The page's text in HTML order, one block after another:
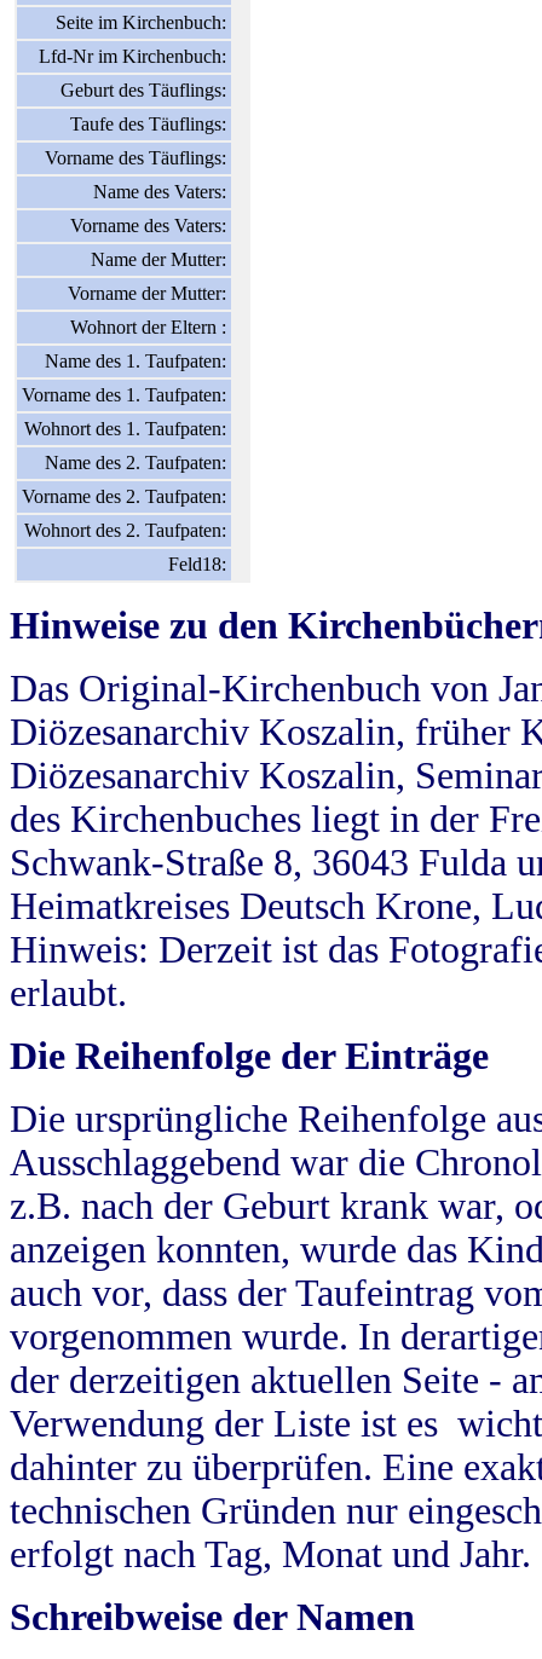
Seite im Kirchenbuch:
Lfd-Nr im Kirchenbuch:
Geburt des Täuflings:
Taufe des Täuflings:
Vorname des Täuflings:
Name des Vaters:
Vorname des Vaters:
Name der Mutter:
Vorname der Mutter:
Wohnort der Eltern :
Name des 1. Taufpaten:
Vorname des 1. Taufpaten:
Wohnort des 1. Taufpaten:
Name des 2. Taufpaten:
Vorname des 2. Taufpaten:
Wohnort des 2. Taufpaten:
Feld18:
Hinweise zu den
Das Original-Kirchenbuch von
Diözesanarchiv Koszalin, früher
Diözesanarchiv Koszalin,
des Kirchenbuches liegt in der
Schwank-Straße 8, 36043 Fulda
Heimatkreises Deutsch Krone,
Hinweis: Derzeit ist das
erlaubt.
Die Reihenfolge der Einträge
Die ursprüngliche Reihenfolge
Ausschlaggebend war die
z.B. nach der Geburt krank war,
anzeigen konnten, wurde das
auch vor, dass der Taufeintrag
vorgenommen wurde. In
der derzeitigen aktuellen Seite -
Verwendung der Liste ist es
dahinter zu überprüfen. Eine
technischen Gründen nur
erfolgt nach Tag, Monat und Jahr.
Schreibweise der Namen